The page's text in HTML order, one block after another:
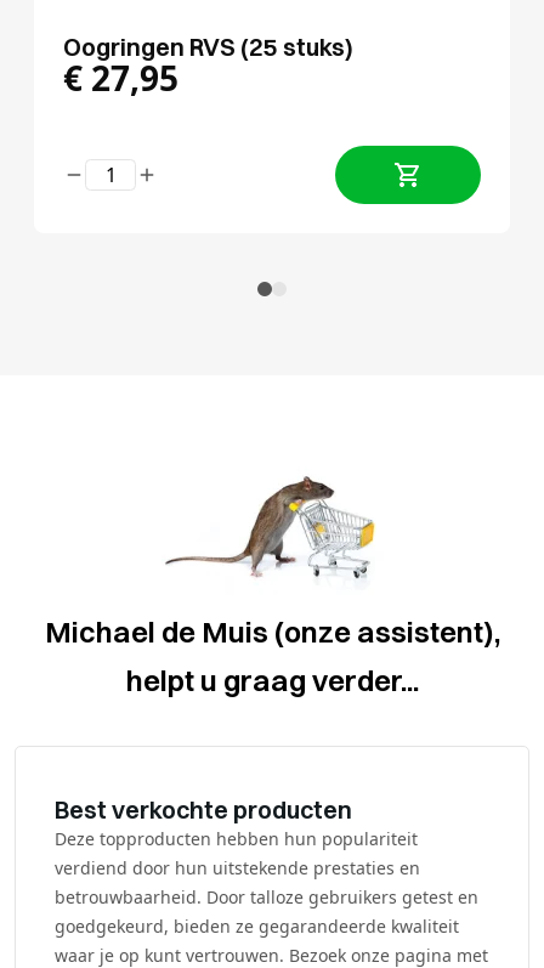
Oogringen RVS (25 stuks)
€ 27,95
Michael de Muis (onze assistent),
helpt u graag verder...
Best verkochte producten
Deze topproducten hebben hun populariteit
verdiend door hun uitstekende prestaties en
betrouwbaarheid. Door talloze gebruikers getest en
goedgekeurd, bieden ze gegarandeerde kwaliteit
waar je op kunt vertrouwen. Bezoek onze pagina met